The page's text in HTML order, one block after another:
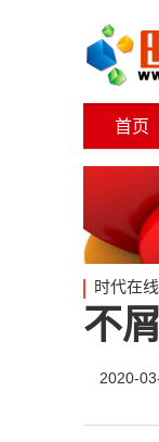
首页
时代在线
不
2020-